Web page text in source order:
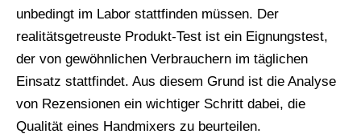
unbedingt im Labor stattfinden müssen. Der
realitätsgetreuste Produkt-Test ist ein Eignungstest,
der von gewöhnlichen Verbrauchern im täglichen
Einsatz stattfindet. Aus diesem Grund ist die Analyse
von Rezensionen ein wichtiger Schritt dabei, die
Qualität eines Handmixers zu beurteilen.